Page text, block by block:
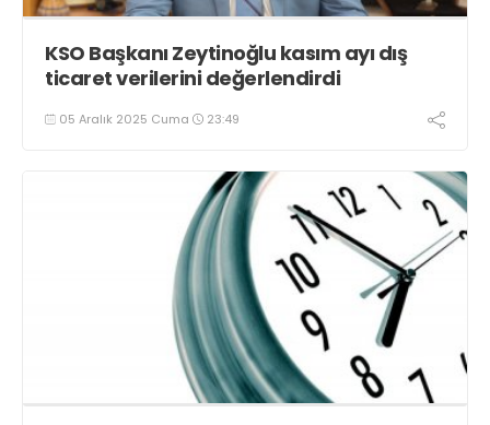
KSO Başkanı Zeytinoğlu kasım ayı dış
ticaret verilerini değerlendirdi
05 Aralık 2025 Cuma 23:49